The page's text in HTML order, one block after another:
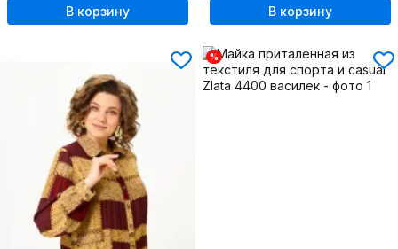
В корзину В корзину
%